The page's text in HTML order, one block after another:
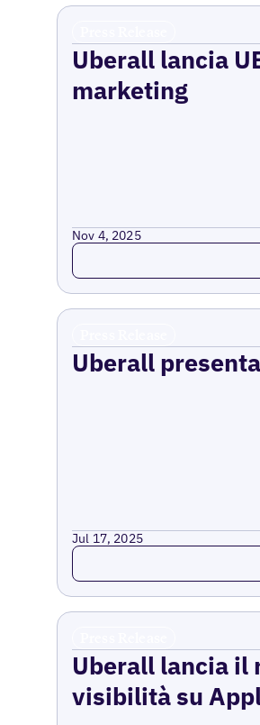
Uberall lancia
marketing
Nov 4, 2025
Read more
Uberall
Jul 17, 2025
Read more
Uberall lancia il
visibilità su